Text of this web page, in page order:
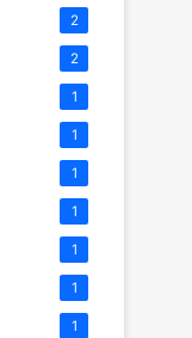
2
2
1
1
1
1
1
1
1